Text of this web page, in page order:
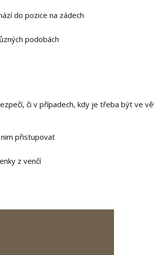
do pozice na zádech
podobách
či v případech, kdy je třeba být ve
přistupovat
z venčí